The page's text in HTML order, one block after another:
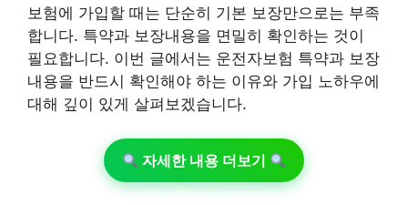
보험에 가입할 때는 단순히 기본 보장만으로는 부족
합니다. 특약과 보장내용을 면밀히 확인하는 것이
필요합니다. 이번 글에서는 운전자보험 특약과 보장
내용을 반드시 확인해야 하는 이유와 가입 노하우에
대해 깊이 있게 살펴보겠습니다.
자세한 내용 더보기